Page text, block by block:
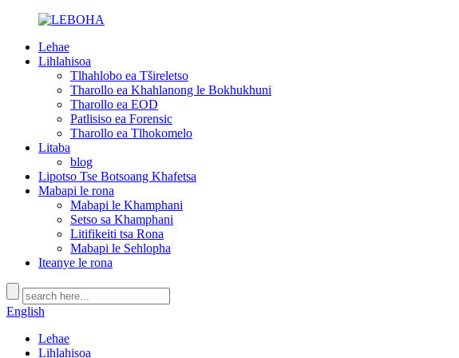
Lehae
Lihlahisoa
Tlhahlobo ea Tšireletso
Tharollo ea Khahlanong le Bokhukhuni
Tharollo ea EOD
Patlisiso ea Forensic
Tharollo ea Tlhokomelo
Litaba
blog
Lipotso Tse Botsoang Khafetsa
Mabapi le rona
Mabapi le Khamphani
Setso sa Khamphani
Litifikeiti tsa Rona
Mabapi le Sehlopha
Iteanye le rona
English
Lehae
Lihlahisoa